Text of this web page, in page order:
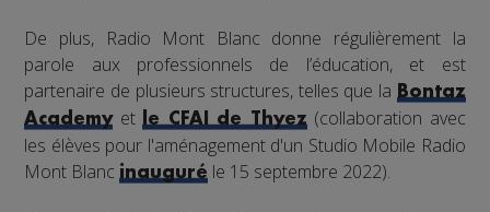
De plus, Radio Mont Blanc donne régulièrement la
parole aux professionnels de l’éducation, et est
partenaire de plusieurs structures, telles que la Bontaz
Academyetle CFAI de Thyez(collaboration avec
les élèves pour l'aménagement d'un Studio Mobile Radio
Mont Blancinauguré le 15 septembre 2022).